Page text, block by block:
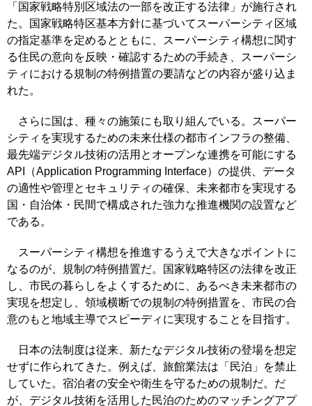
「国家戦略特別区域法の一部を改正する法律」が施行され
た。国家戦略特区基本方針に基づいてスーパーシティ区域
の指定基準を定めるとともに、スーパーシティ構想に関す
る住民の意向を反映・確認するための手続き、スーパーシ
ティにおける規制の特例措置の要請などの内容が盛り込ま
れた。
さらに国は、種々の施策にも取り組んでいる。スーパー
シティを実現するための未来仕様の都市インフラの整備、
最先端デジタル技術の活用とオープンな連携を可能にする
API（Application Programming Interface）の提供、データ
の適性や管理とセキュリティの確保、未来都市を実現する
国・自治体・民間で構成された強力な推進機関の設置など
である。
スーパーシティ構想を推進するうえで大きなポイントに
なるのが、規制の特例措置だ。国家戦略特区の法律を改正
し、市民の暮らしをよくするために、あるべき未来都市の
実現を想定し、領域横断での規制の特例措置を、市民の合
意のもと地域主導でスピーディに実現することを目指す。
日本の法制度は従来、新たなデジタル技術の登場を想定
せずに作られてきた。例えば、旅館業法は「民泊」を禁止
していた。宿泊者の安全や衛生を守るための規制だ。だ
が、デジタル技術を活用した民泊のためのマッチングアプ